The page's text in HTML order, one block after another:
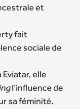
et
fait
sociale de
elle
l’influence de
sa féminité.